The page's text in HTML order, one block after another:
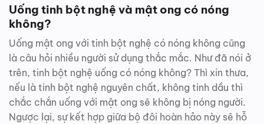
Uống tinh bột nghệ và mật ong có nóng
không?
Uống mật ong với tinh bột nghệ có nóng không cũng
là câu hỏi nhiều người sử dụng thắc mắc. Như đã nói ở
trên, tinh bột nghệ uống có nóng không? Thì xin thưa,
nếu là tinh bột nghệ nguyên chất, không tinh dầu thì
chắc chắn uống với mật ong sẽ không bị nóng người.
Ngược lại, sự kết hợp giữa bộ đôi hoàn hảo này sẽ hỗ